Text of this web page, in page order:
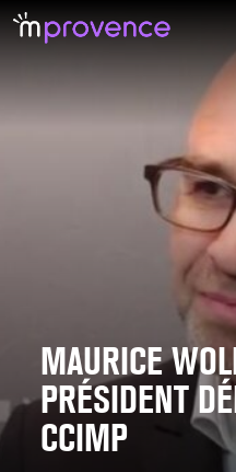
MAURICE
PRÉSIDENT
CCIMP